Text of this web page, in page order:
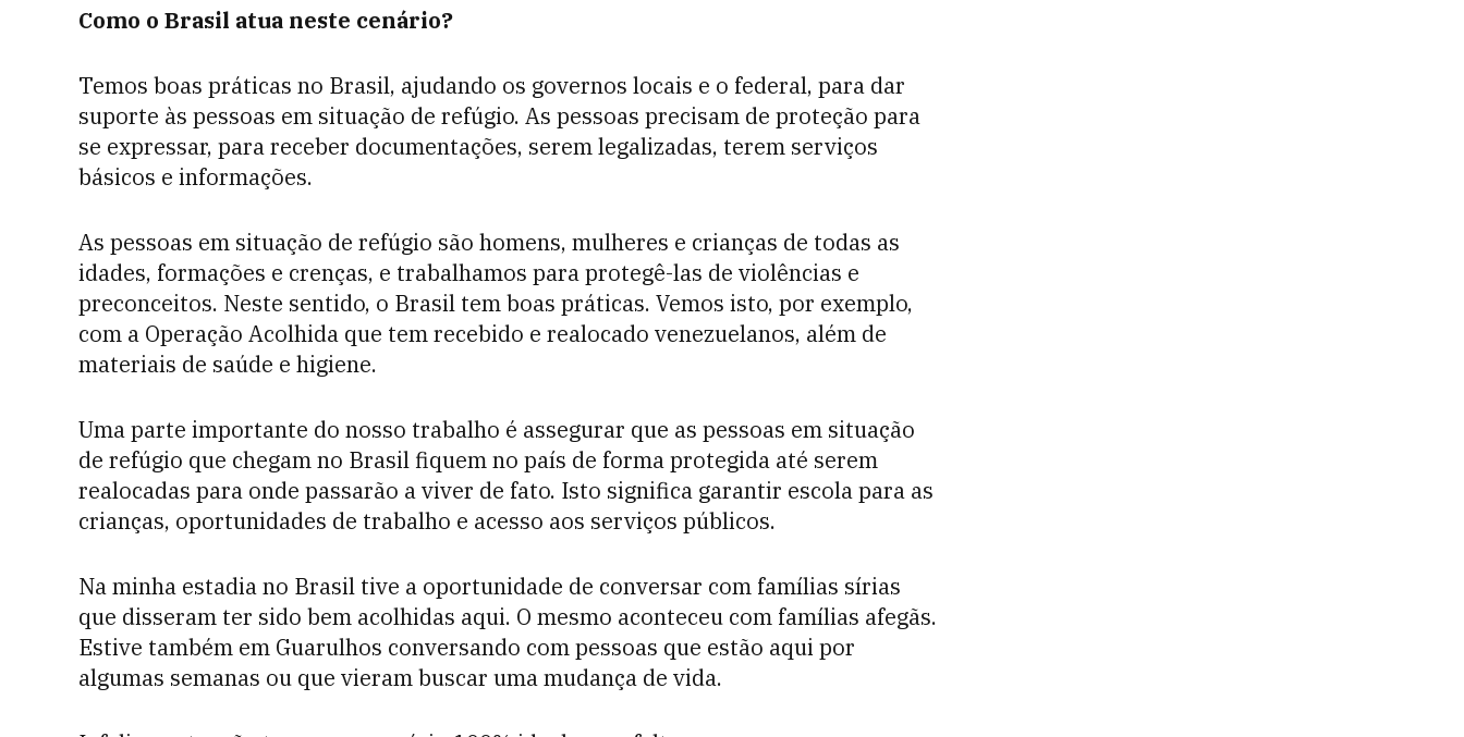
Como o Brasil atua neste cenário?
Temos boas práticas no Brasil, ajudando os governos locais e o federal, para dar
suporte às pessoas em situação de refúgio. As pessoas precisam de proteção para
se expressar, para receber documentações, serem legalizadas, terem serviços
básicos e informações.
As pessoas em situação de refúgio são homens, mulheres e crianças de todas as
idades, formações e crenças, e trabalhamos para protegê-las de violências e
preconceitos. Neste sentido, o Brasil tem boas práticas. Vemos isto, por exemplo,
com a Operação Acolhida que tem recebido e realocado venezuelanos, além de
materiais de saúde e higiene.
Uma parte importante do nosso trabalho é assegurar que as pessoas em situação
de refúgio que chegam no Brasil fiquem no país de forma protegida até serem
realocadas para onde passarão a viver de fato. Isto significa garantir escola para as
crianças, oportunidades de trabalho e acesso aos serviços públicos.
Na minha estadia no Brasil tive a oportunidade de conversar com famílias sírias
que disseram ter sido bem acolhidas aqui. O mesmo aconteceu com famílias afegãs.
Estive também em Guarulhos conversando com pessoas que estão aqui por
algumas semanas ou que vieram buscar uma mudança de vida.